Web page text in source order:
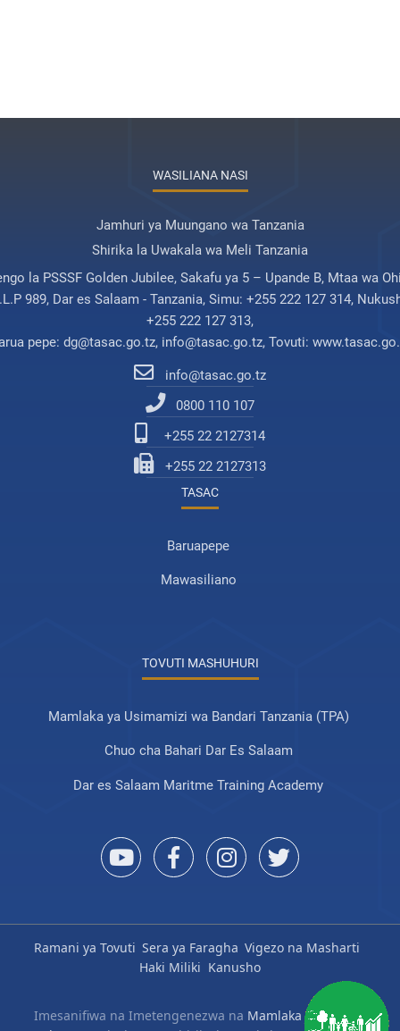
WASILIANA NASI
Jamhuri ya Muungano wa Tanzania
Shirika la Uwakala wa Meli Tanzania
la PSSSF Golden Jubilee, Sakafu ya 5 – Upande B, Mtaa wa
989, Dar es Salaam - Tanzania, Simu: +255 222 127 314,
+255 222 127 313,
pepe: dg@tasac.go.tz, info@tasac.go.tz, Tovuti:
info@tasac.go.tz
0800 110 107
+255 22 2127314
+255 22 2127313
TASAC
Baruapepe
Mawasiliano
TOVUTI MASHUHURI
Mamlaka ya Usimamizi wa Bandari Tanzania (TPA)
Chuo cha Bahari Dar Es Salaam
Dar es Salaam Maritme Training Academy
Ramani ya Tovuti Sera ya Faragha Vigezo na Masharti
Haki Miliki Kanusho
Imesanifiwa na Imetengenezwa na Mamlaka ya Serikali